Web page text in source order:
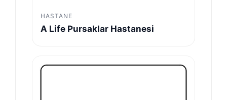
HASTANE
A Life Pursaklar Hastanesi